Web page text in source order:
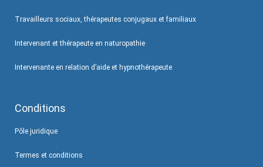
Travailleurs sociaux, thérapeutes conjugaux et familiaux
Intervenant et thérapeute en naturopathie
Intervenante en relation d’aide et hypnothérapeute
Conditions
Pôle juridique
Termes et conditions